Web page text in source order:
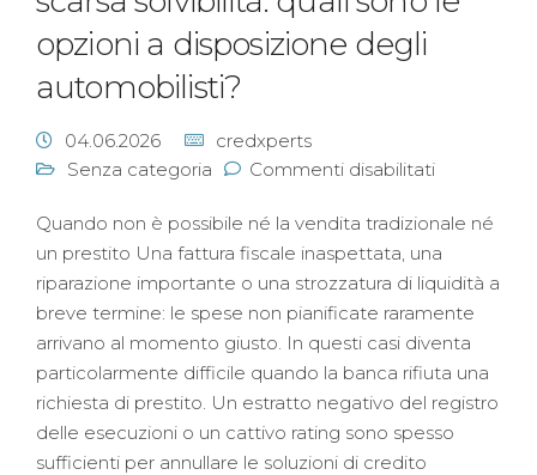
opzioni a disposizione degli
automobilisti?
04.06.2026
credxperts
Senza categoria
Commenti disabilitati
Quando non è possibile né la vendita tradizionale né
un prestito Una fattura fiscale inaspettata, una
riparazione importante o una strozzatura di liquidità a
breve termine: le spese non pianificate raramente
arrivano al momento giusto. In questi casi diventa
particolarmente difficile quando la banca rifiuta una
richiesta di prestito. Un estratto negativo del registro
delle esecuzioni o un cattivo rating sono spesso
sufficienti per annullare le soluzioni di credito